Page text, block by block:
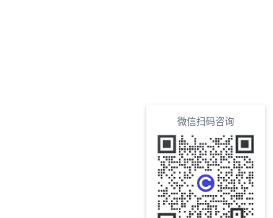
微信扫码咨询